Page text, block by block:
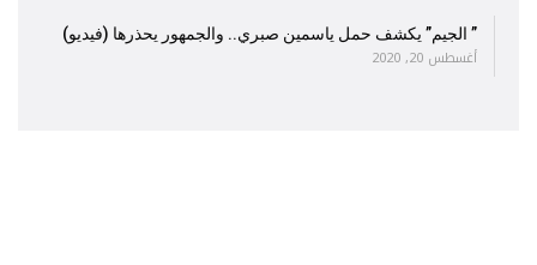
” الجيم” يكشف حمل ياسمين صبري.. والجمهور يحذرها (فيديو)
أغسطس 20, 2020